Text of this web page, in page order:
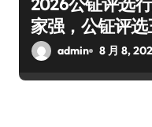
家强，公钲评
admin 8 月 8,